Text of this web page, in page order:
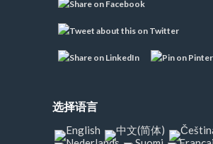
选择语言